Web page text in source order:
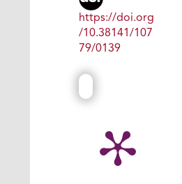
https://doi.org
/10.38141/107
79/0139